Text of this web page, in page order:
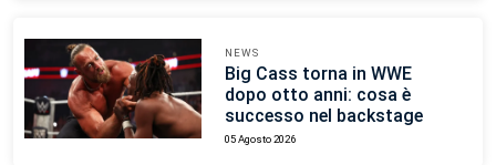
NEWS
Big Cass torna in WWE
dopo otto anni: cosa è
successo nel backstage
05 Agosto 2026